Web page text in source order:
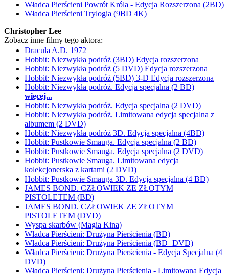
Władca Pierścieni Powrót Króla - Edycja Rozszerzona (2BD)
Władca Pierścieni Trylogia (9BD 4K)
Christopher Lee
Zobacz inne filmy tego aktora:
Dracula A.D. 1972
Hobbit: Niezwykła podróż (3BD) Edycja rozszerzona
Hobbit: Niezwykła podróż (5 DVD) Edycja rozszerzona
Hobbit: Niezwykła podróż (5BD) 3-D Edycja rozszerzona
Hobbit: Niezwykła podróż. Edycja specjalna (2 BD)
więcej...
Hobbit: Niezwykła podróż. Edycja specjalna (2 DVD)
Hobbit: Niezwykła podróż. Limitowana edycja specjalna z
albumem (2 DVD)
Hobbit: Niezwykła podróż 3D. Edycja specjalna (4BD)
Hobbit: Pustkowie Smauga. Edycja specjalna (2 BD)
Hobbit: Pustkowie Smauga. Edycja specjalna (2 DVD)
Hobbit: Pustkowie Smauga. Limitowana edycja
kolekcjonerska z kartami (2 DVD)
Hobbit: Pustkowie Smauga 3D. Edycja specjalna (4 BD)
JAMES BOND. CZŁOWIEK ZE ZŁOTYM
PISTOLETEM (BD)
JAMES BOND. CZŁOWIEK ZE ZŁOTYM
PISTOLETEM (DVD)
Wyspa skarbów (Magia Kina)
Władca Pierścieni: Drużyna Pierścienia (BD)
Władca Pierścieni: Drużyna Pierścienia (BD+DVD)
Władca Pierścieni: Drużyna Pierścienia - Edycja Specjalna (4
DVD)
Władca Pierścieni: Drużyna Pierścienia - Limitowana Edycja